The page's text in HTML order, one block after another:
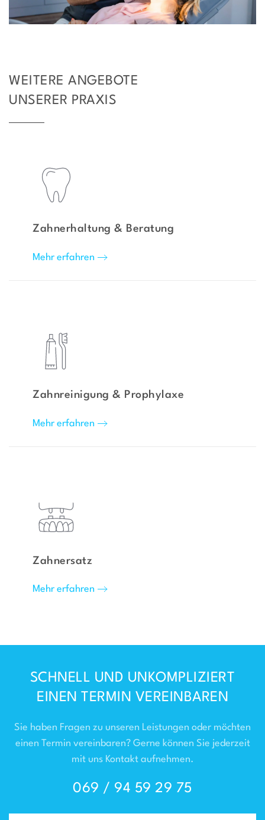
WEITERE ANGEBOTE
UNSERER PRAXIS
Zahnerhaltung & Beratung
Mehr erfahren
Zahnreinigung & Prophylaxe
Mehr erfahren
Zahnersatz
Mehr erfahren
SCHNELL UND UNKOMPLIZIERT
EINEN TERMIN VEREINBAREN
Sie haben Fragen zu unseren Leistungen oder möchten
einen Termin vereinbaren? Gerne können Sie jederzeit
mit uns Kontakt aufnehmen.
069 / 94 59 29 75